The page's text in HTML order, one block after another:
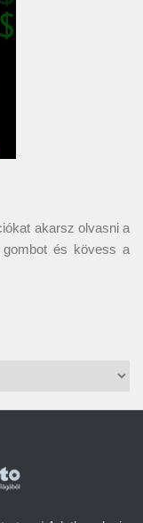
akarsz olvasni a
és kövess a